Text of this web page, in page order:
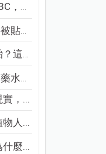
...
「...
8...
納...
，...
人...
麼...